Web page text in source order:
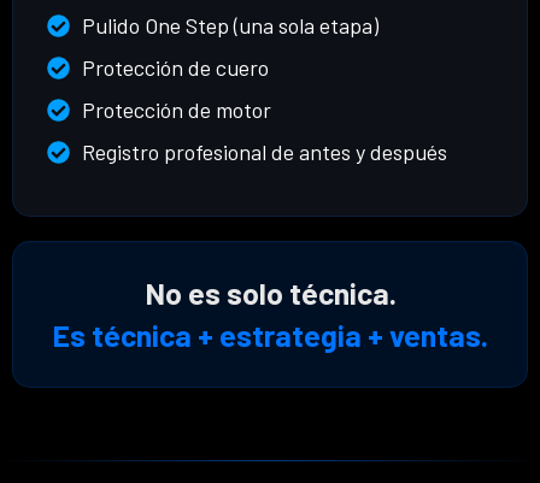
Pulido One Step (una sola etapa)
Protección de cuero
Protección de motor
Registro profesional de antes y después
No es solo técnica.
Es técnica + estrategia + ventas.